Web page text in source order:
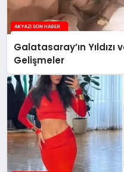
Galatasaray’ın
Gelişmeler